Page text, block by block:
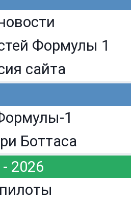
Формулы 1
сайта
1
Боттаса
2026